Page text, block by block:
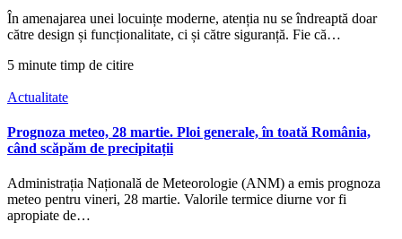
În amenajarea unei locuințe moderne, atenția nu se îndreaptă doar
către design și funcționalitate, ci și către siguranță. Fie că…
5 minute timp de citire
Actualitate
Prognoza meteo, 28 martie. Ploi generale, în toată România,
când scăpăm de precipitații
Administrația Națională de Meteorologie (ANM) a emis prognoza
meteo pentru vineri, 28 martie. Valorile termice diurne vor fi
apropiate de…